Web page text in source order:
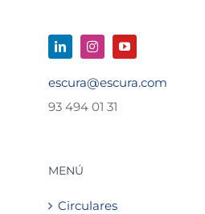
escura@escura.com
93 494 01 31
MENÚ
Circulares